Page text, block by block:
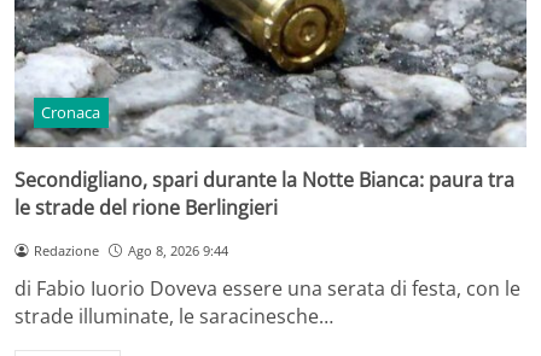
Cronaca
Secondigliano, spari durante la Notte Bianca: paura tra
le strade del rione Berlingieri
Redazione Ago 8, 2026 9:44
di Fabio Iuorio Doveva essere una serata di festa, con le
strade illuminate, le saracinesche…